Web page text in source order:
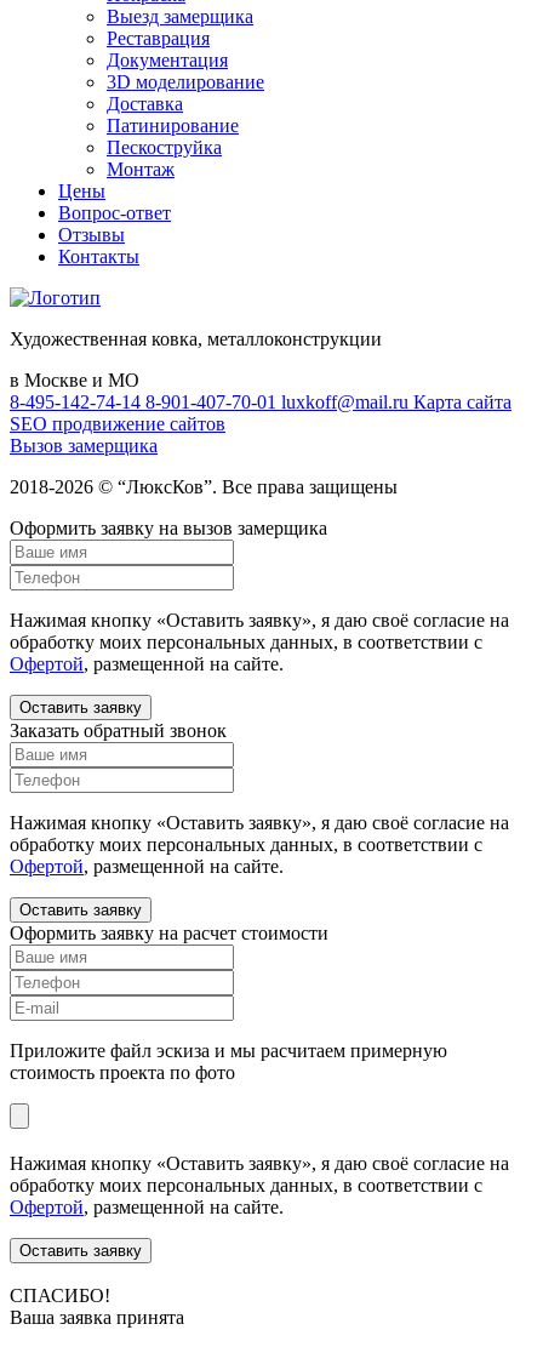
Выезд замерщика
Реставрация
Документация
3D моделирование
Доставка
Патинирование
Пескоструйка
Монтаж
Цены
Вопрос-ответ
Отзывы
Контакты
Художественная ковка, металлоконструкции
в Москве и МО
8-495-142-74-14 8-901-407-70-01 luxkoff@mail.ru Карта сайта
SEO продвижение сайтов
Вызов замерщика
2018-2026 © “ЛюксКов”. Все права защищены
Оформить заявку на вызов замерщика
Нажимая кнопку «Оставить заявку», я даю своё согласие на
обработку моих персональных данных, в соответствии с
Офертой, размещенной на сайте.
Оставить заявку
Заказать обратный звонок
Нажимая кнопку «Оставить заявку», я даю своё согласие на
обработку моих персональных данных, в соответствии с
Офертой, размещенной на сайте.
Оставить заявку
Оформить заявку на расчет стоимости
Приложите файл эскиза и мы расчитаем примерную
стоимость проекта по фото
Нажимая кнопку «Оставить заявку», я даю своё согласие на
обработку моих персональных данных, в соответствии с
Офертой, размещенной на сайте.
Оставить заявку
СПАСИБО!
Ваша заявка принята